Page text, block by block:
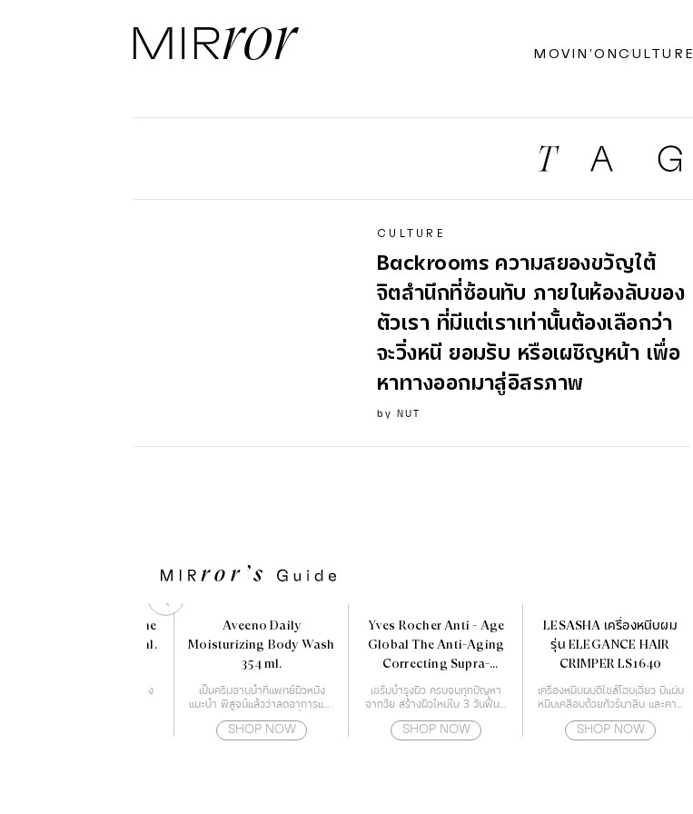
MOVIN’ONCULTURE
CULTURE
Backrooms ความสยองขวัญใต้
จิตสำนึกที่ซ้อนทับ ภายในห้องลับของ
ตัวเรา ที่มีแต่เราเท่านั้นต้องเลือกว่า
จะวิ่งหนี ยอมรับ หรือเผชิญหน้า เพื่อ
หาทางออกมาสู่อิสรภาพ
by NUT
Yves Rocher BHC Shine
Rinsing Vinegar 150 ml.
เพื่อผมหอมลื่น สูตรเส้นผมเปล่ง
Aveeno Daily
Moisturizing Body Wash
354 ml.
เป็นครีมอาบน้ำที่แพทย์ผิวหนัง
แนะนำ พิสูจน์แล้วว่าลดอาการแห้ง
24 ชั่วโมง
SHOP NOW
Yves Rocher Anti - Age
Global The Anti-Aging
Correcting Supra-
Essence 50 ml.
เซรั่มบำรุงผิว ครบจบทุกปัญหา
จากวัย สร้างผิวใหม่ใน 3 วันฟื้นฟู
เนื่องจากอายุ เร่งกระตุ้นสร้างผิว
SHOP NOW
LESASHA เครื่องหนีบผม
รุ่น ELEGANCE HAIR
CRIMPER LS1640
เครื่องหนีบผมดีไซส์โฉบเฉี่ยว มีแผ่น
หนีบเคลือบด้วยทัวร์มาลีน และคามี
ความร้อนไม่ให้ผมแห้งจนเกินไป
SHOP NOW